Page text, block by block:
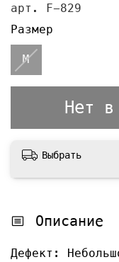
арт. F-829
Нет в
Размер
M
Выбрать
Описание
Дефект: